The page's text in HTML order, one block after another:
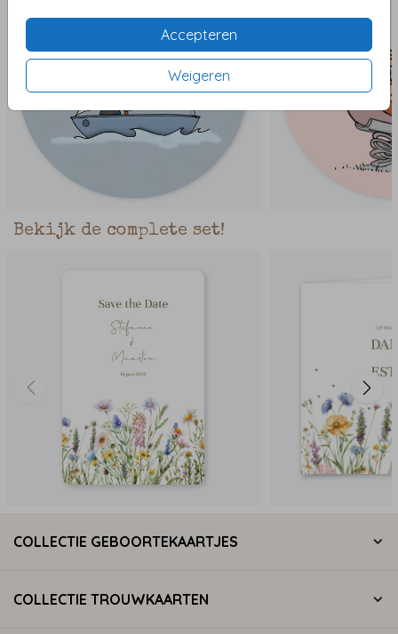
Accepteren
Weigeren
Bekijk de complete set!
COLLECTIE GEBOORTEKAARTJES
COLLECTIE TROUWKAARTEN